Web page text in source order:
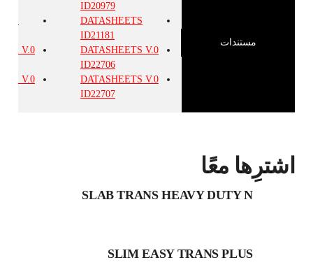
مستندات
ID20979
DATASHEETS
ID21181
DATASHEETS V.0
ID22706
DATASHEETS V.0
ID22707
V.0
V.0
اشترِها معًا
SLAB TRANS HEAVY DUTY N
SLIM EASY TRANS PLUS